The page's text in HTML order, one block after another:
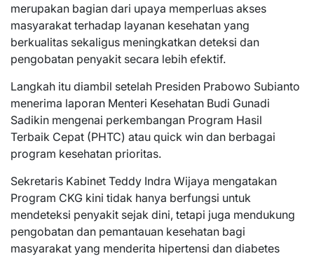
merupakan bagian dari upaya memperluas akses
masyarakat terhadap layanan kesehatan yang
berkualitas sekaligus meningkatkan deteksi dan
pengobatan penyakit secara lebih efektif.
Langkah itu diambil setelah Presiden Prabowo Subianto
menerima laporan Menteri Kesehatan Budi Gunadi
Sadikin mengenai perkembangan Program Hasil
Terbaik Cepat (PHTC) atau quick win dan berbagai
program kesehatan prioritas.
Sekretaris Kabinet Teddy Indra Wijaya mengatakan
Program CKG kini tidak hanya berfungsi untuk
mendeteksi penyakit sejak dini, tetapi juga mendukung
pengobatan dan pemantauan kesehatan bagi
masyarakat yang menderita hipertensi dan diabetes